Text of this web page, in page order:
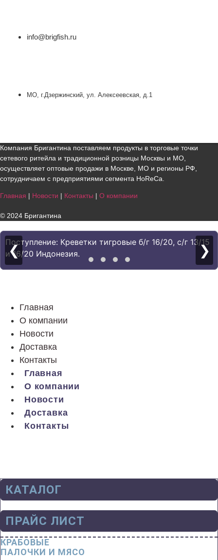
info@brigfish.ru
МО, г.Дзержинский, ул. Алексеевская, д.1
Компания Бригантина поставляем продукты в торговые точки
сетевого ритейла и традиционной розницы Москвы и МО,
осуществляет оптовые продажи в Москве, МО и регионы РФ,
сотрудничаем с предприятиями сегмента HoReCa.
Главная | Новости | Контакты | О компании
© 2024 Бригантина
Поступление: Креветки тигровые б/г 16/20, с/г 13/15
и 16/20 Индонезия.
❮ ❯
Главная
О компании
Новости
Доставка
Контакты
Главная
О компании
Новости
Доставка
Контакты
КАТАЛОГ
ПРАЙС ЛИСТ
КРАБОВЫЕ
ПАЛОЧКИ И МЯСО